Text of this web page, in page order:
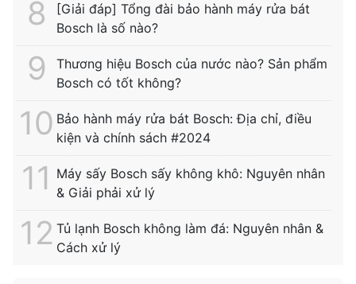
[Giải đáp] Tổng đài bảo hành máy rửa bát
Bosch là số nào?
Thương hiệu Bosch của nước nào? Sản phẩm
Bosch có tốt không?
Bảo hành máy rửa bát Bosch: Địa chỉ, điều
kiện và chính sách #2024
Máy sấy Bosch sấy không khô: Nguyên nhân
& Giải phải xử lý
Tủ lạnh Bosch không làm đá: Nguyên nhân &
Cách xử lý